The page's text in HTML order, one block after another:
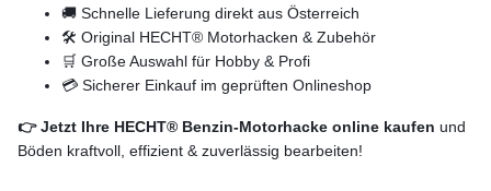
🚚 Schnelle Lieferung direkt aus Österreich
🛠️ Original HECHT® Motorhacken & Zubehör
🛒 Große Auswahl für Hobby & Profi
💳 Sicherer Einkauf im geprüften Onlineshop
👉 Jetzt Ihre HECHT® Benzin-Motorhacke online kaufen und
Böden kraftvoll, effizient & zuverlässig bearbeiten!